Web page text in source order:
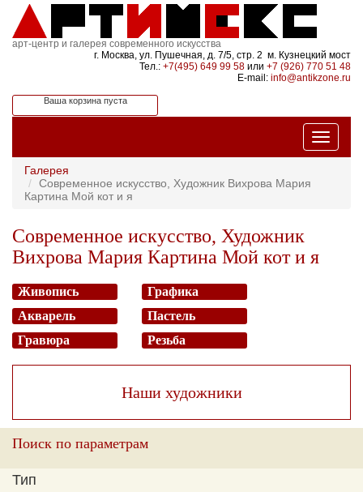
арт-центр и галерея современного искусства
г. Москва, ул. Пушечная, д. 7/5, стр. 2 м. Кузнецкий мост
Тел.: +7(495) 649 99 58 или +7 (926) 770 51 48
E-mail: info@antikzone.ru
Ваша корзина пуста
Галерея
Современное искусство, Художник Вихрова Мария
Картина Мой кот и я
Современное искусство, Художник
Вихрова Мария Картина Мой кот и я
Живопись
Графика
Акварель
Пастель
Гравюра
Резьба
Наши художники
Поиск по параметрам
Тип